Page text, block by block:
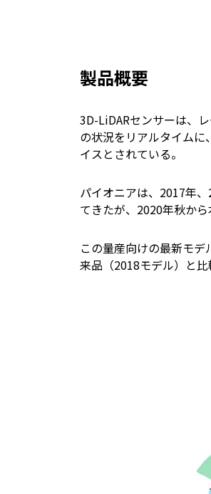
製品概要
3D-LiDARセンサーは、
の状況をリアルタイム
イスとされている。
パイオニアは、2017年
てきたが、2020年秋か
この量産向けの最新モ
来品（2018モデル）と